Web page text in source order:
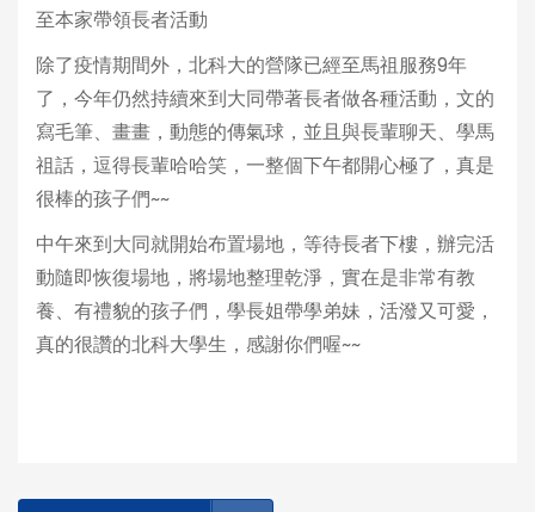
至本家帶領長者活動
除了疫情期間外，北科大的營隊已經至馬祖服務9年
了，今年仍然持續來到大同帶著長者做各種活動，文的
寫毛筆、畫畫，動態的傳氣球，並且與長輩聊天、學馬
祖話，逗得長輩哈哈笑，一整個下午都開心極了，真是
很棒的孩子們~~
中午來到大同就開始布置場地，等待長者下樓，辦完活
動隨即恢復場地，將場地整理乾淨，實在是非常有教
養、有禮貌的孩子們，學長姐帶學弟妹，活潑又可愛，
真的很讚的北科大學生，感謝你們喔~~